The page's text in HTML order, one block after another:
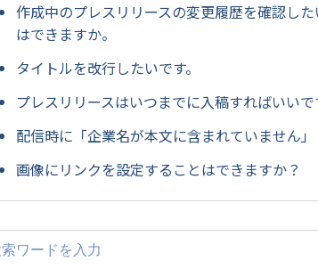
作成中のプレスリリースの変更履歴を確認し
はできますか。
タイトルを改行したいです。
プレスリリースはいつまでに入稿すればいい
配信時に「企業名が本文に含まれていません
画像にリンクを設定することはできますか？